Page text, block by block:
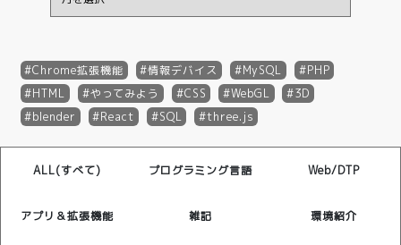
Chrome拡張機能 情報デバイス MySQL
PHP
HTML
やってみよう CSS WebGL
3D
blender
React SQL three.js
ALL(すべて) プログラミング言語 Web/DTP
アプリ＆拡張機能 雑記 環境紹介